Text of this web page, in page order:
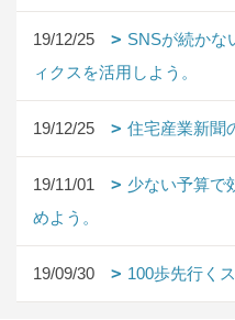
19/12/25
SNSが続かな
ィクスを活用しよう。
19/12/25 住宅産業新聞
19/11/01
少ない予算で
めよう。
19/09/30 100歩先行く